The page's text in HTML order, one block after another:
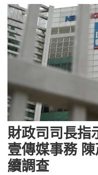
財政司司長指
壹傳媒事務
續調查